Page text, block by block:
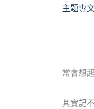
主題專
常會想
其實記